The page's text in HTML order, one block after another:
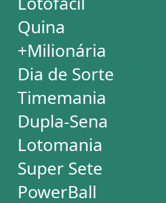
Conferidor de Apostas
Desdobramentos
Impressão de Volantes
SUPORTE
Idioma
Dúvidas
Termos de Uso
Privacidade